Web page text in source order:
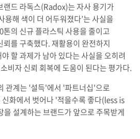
랜드 라독스(Radox)는 자사 용기가
용해 색이 더 어두워졌다’는 사실을
의 신규 플라스틱 사용을 줄이고
를 구축했다. 재활용이 완전하지
할 과제가 남아 있다는 사실을 오히려
비자 신뢰 회복에 도움이 된다는 평가다.
관계는 '설득'에서 '파트너십'으로
화에서 벗어나 '적을수록 좋다(less is
설계하는 브랜드가 앞으로 주목받게